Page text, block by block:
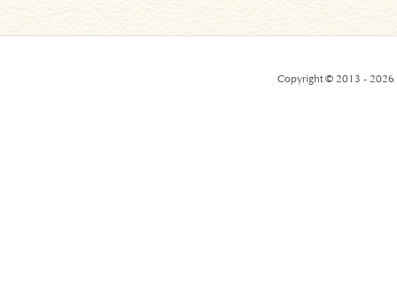
Copyright © 2013 - 2026